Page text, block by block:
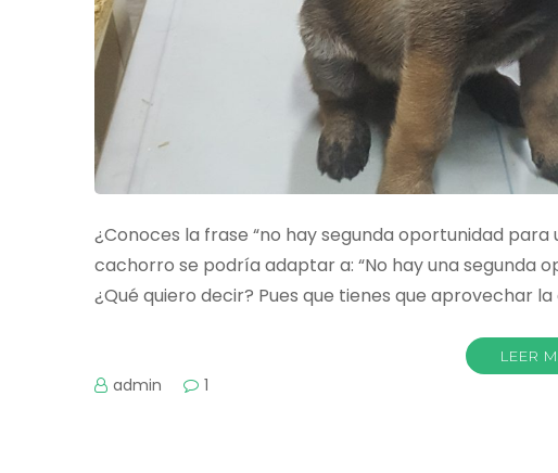
¿Conoces la frase “no hay segunda oportunidad
cachorro se podría adaptar a: “No hay una segunda
¿Qué quiero decir? Pues que tienes que aprovechar
LEER
admin 1